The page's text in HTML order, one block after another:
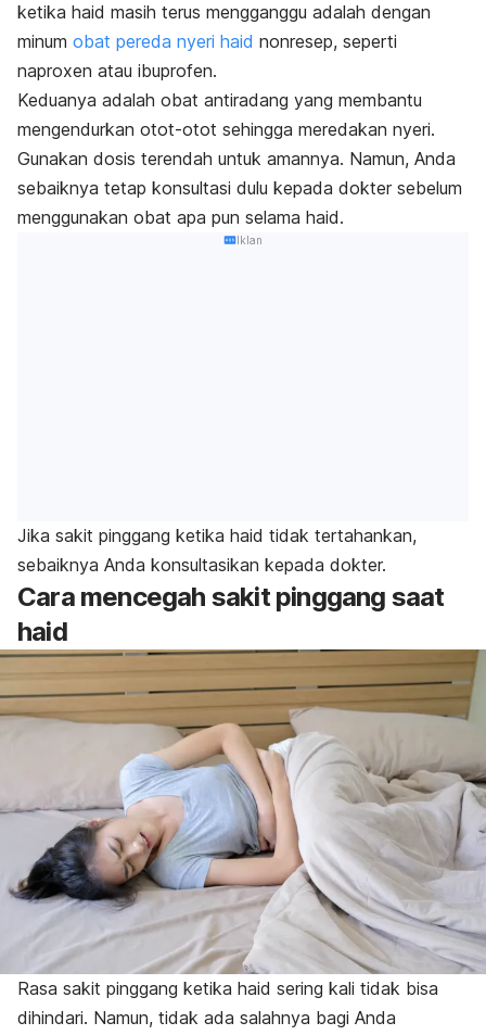
ketika haid masih terus mengganggu adalah dengan
minum obat pereda nyeri haid nonresep, seperti
naproxen atau ibuprofen.
Keduanya adalah obat antiradang yang membantu
mengendurkan otot-otot sehingga meredakan nyeri.
Gunakan dosis terendah untuk amannya. Namun, Anda
sebaiknya tetap konsultasi dulu kepada dokter sebelum
menggunakan obat apa pun selama haid.
Iklan
Jika sakit pinggang ketika haid tidak tertahankan,
sebaiknya Anda konsultasikan kepada dokter.
Cara mencegah sakit pinggang saat
haid
Rasa sakit pinggang ketika haid sering kali tidak bisa
dihindari. Namun, tidak ada salahnya bagi Anda